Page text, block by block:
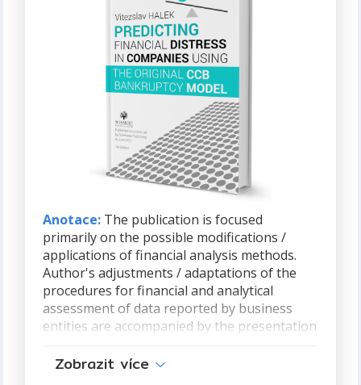
Anotace:The publication is focused
primarily on the possible modifications /
applications of financial analysis methods.
Author's adjustments / adaptations of the
procedures for financial and analytical
assessment of data reported by business
entities are accompanied by the presentation
an analysis / description of the model called
Zobrazit více